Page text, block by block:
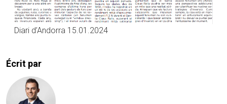
Diari d’Andorra 15.01.2024
Écrit par